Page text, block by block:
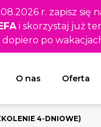
r. zapisz
i skorzystaj już
po
O nas Oferta
4-DNIOWE)